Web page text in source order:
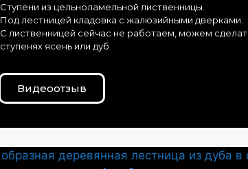
Ступени из цельноламельной лиственницы.
Под лестницей кладовка с жалюзийными дверками.
С лиственницей сейчас не работаем, можем
ступенях ясень или дуб
Видеоотзыв